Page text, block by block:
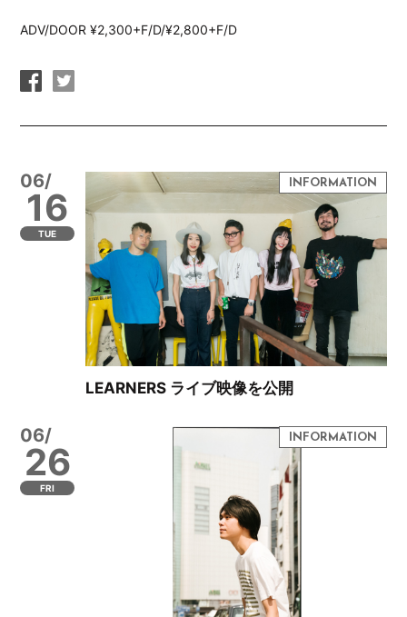
ADV/DOOR ¥2,300+F/D/¥2,800+F/D
06/
16
TUE
LEARNERS ライブ映像を公開
06/
26
FRI